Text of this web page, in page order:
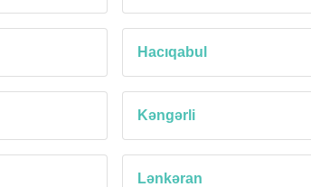
Hacıqabul
Kəngərli
Lənkəran